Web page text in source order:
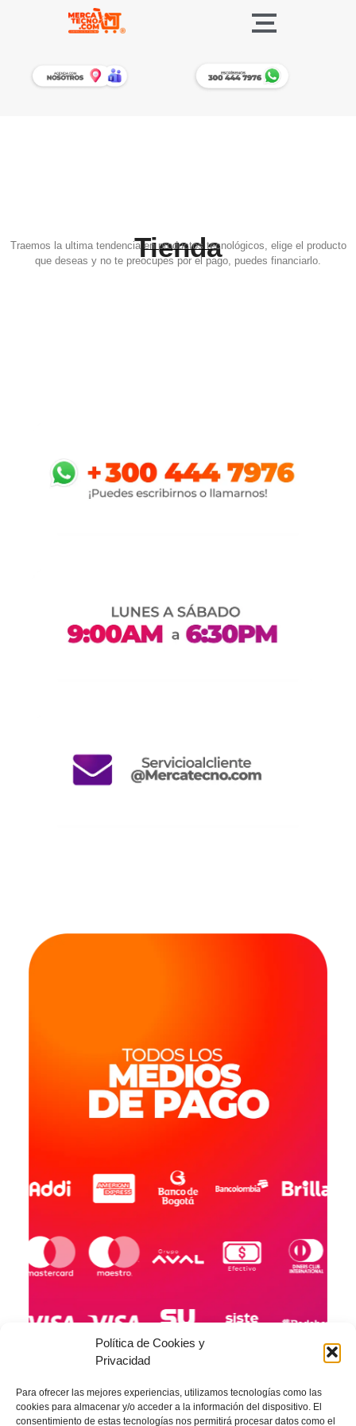
Política de Cookies y
Privacidad
Para ofrecer las mejores experiencias, utilizamos tecnologías como las
cookies para almacenar y/o acceder a la información del dispositivo. El
consentimiento de estas tecnologías nos permitirá procesar datos como el
Tienda
Traemos la ultima tendencia en productos tecnológicos, elige el producto
que deseas y no te preocupes por el pago, puedes financiarlo.